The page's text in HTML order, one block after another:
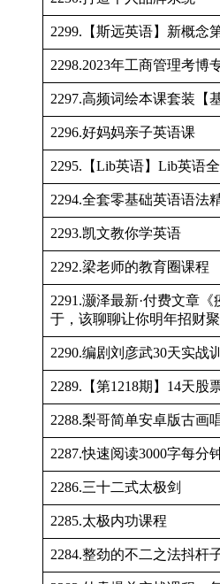
2299.【斯远英语】新概念
2298.2023年工商管理考博
2297.高频词绘本课套装【
2296.好妈妈亲子英语课
2295.【Lib英语】Lib英语
2294.全套零基础英语语法
2293.凯文教你学英语
2292.梁老师的教育圈课程
2291.灏泽最新·付费文章
于，该聊聊让你明年招财
2290.编剧刘彦武30天实战
2289.【第1218期】14天股
2288.梨哥简单安卓版古画
2287.快速阅读3000字每分
2286.三十二式太极剑
2285.太极内功课程
2284.整劲的不二之法抖杆